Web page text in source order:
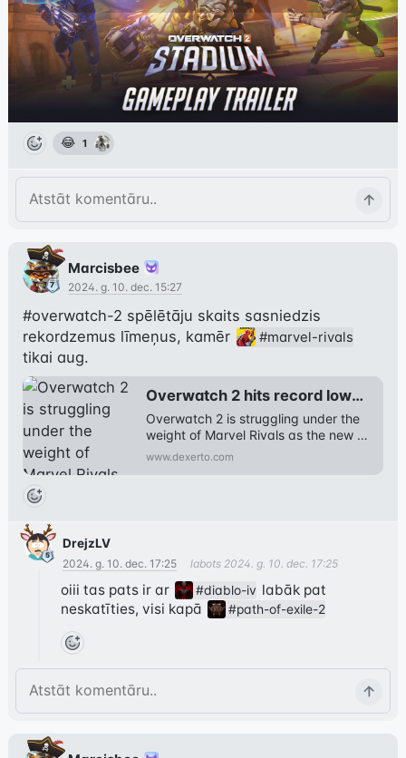
😂 1
Marcisbee
2024. g. 10. dec. 15:27
#overwatch-2 spēlētāju skaits sasniedzis
rekordzemus līmeņus, kamēr
#marvel-rivals
tikai aug.
Overwatch 2 hits record lows as Marvel Rivals dominates hero shooter genre - Dexerto
Overwatch 2 is struggling under the
weight of Marvel Rivals as the new
hero shooter on the block draws
www.dexerto.com
DrejzLV
2024. g. 10. dec. 17:25 labots 2024. g. 10. dec. 17:25
oiii tas pats ir ar #diablo-iv labāk pat
neskatīties, visi kapā
#path-of-exile-2